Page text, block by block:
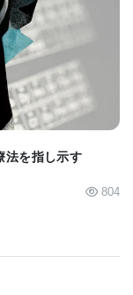
（骨髄
ゲンに対する
2026/04/
法を指し示す
804